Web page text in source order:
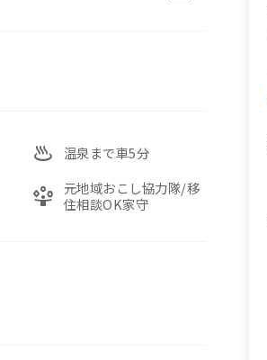
onsen 温泉まで車5分
person_play
元地域おこし協力隊/移
住相談OK家守